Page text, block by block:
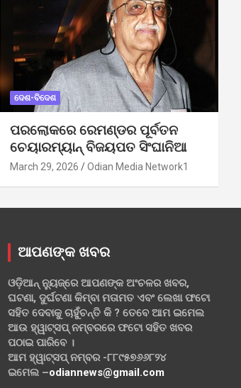
ଦେଶ-ବିଦେଶ
ପରଲୋକରେ ରେମଣ୍ଡର ପୂର୍ବତନ
ଚେୟାରମ୍ୟାନ୍ ବିଜୟପତ ସିଂଘାନିଆ
March 29, 2026 Odian Media Network1
ଆପଣଙ୍କ ଖବର
ଓଡ଼ିଆନ୍ ନ୍ୟୁଜ୍‌ରେ ଆପଣଙ୍କ ଅଂଚଳର ଖବର,
ଘଟଣା, ଦୁର୍ଘଟଣା କିମ୍ବା ମତାମତ ଏବଂ ଲେଖା ଫଟୋ
ସହିତ ଦେବାକୁ ଚାହୁଁଚନ୍ତି କି ? ତେବେ ଆମ ଇମେଲ
ଆଉ ହ୍ୱାଟ୍‌ସପ୍ ନମ୍ବରରେ ଫଟୋ ସହିତ ଖବର
ପଠାଇ ପାରିବେ ।
ଆମ ହ୍ୱାଟ୍‌ସପ୍ ନମ୍ବର -୮୮୯୫୭୬୬୮୨୪
ଇମେଲ –odiannews@gmail.com